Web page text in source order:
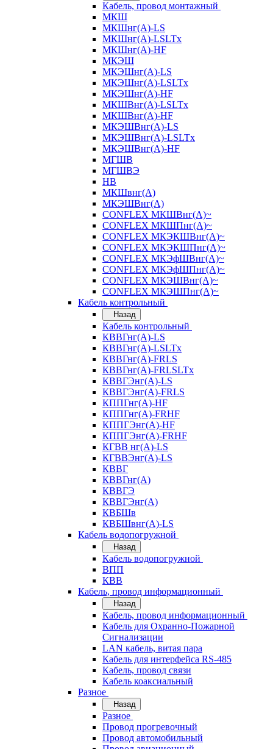
Кабель, провод монтажный
МКШ
МКШнг(А)-LS
МКШнг(А)-LSLTx
МКШнг(А)-HF
МКЭШ
МКЭШнг(А)-LS
МКЭШнг(А)-LSLTx
МКЭШнг(А)-HF
МКШВнг(A)-LSLTx
МКШВнг(А)-HF
МКЭШВнг(А)-LS
МКЭШВнг(A)-LSLTx
МКЭШВнг(А)-HF
МГШВ
МГШВЭ
НВ
МКШвнг(А)
МКЭШВнг(А)
CONFLEX МКШВнг(А)~
CONFLEX МКШПнг(А)~
CONFLEX МКЭКШВнг(А)~
CONFLEX МКЭКШПнг(А)~
CONFLEX МКЭфШВнг(А)~
CONFLEX МКЭфШПнг(А)~
CONFLEX МКЭШВнг(А)~
CONFLEX МКЭШПнг(А)~
Кабель контрольный
Назад
Кабель контрольный
КВВГнг(А)-LS
КВВГнг(А)-LSLTx
КВВГнг(А)-FRLS
КВВГнг(А)-FRLSLTx
КВВГЭнг(А)-LS
КВВГЭнг(А)-FRLS
КППГнг(А)-HF
КППГнг(А)-FRHF
КППГЭнг(А)-HF
КППГЭнг(А)-FRHF
КГВВ нг(А)-LS
КГВВЭнг(А)-LS
КВВГ
КВВГнг(А)
КВВГЭ
КВВГЭнг(А)
КВБШв
КВБШвнг(А)-LS
Кабель водопогружной
Назад
Кабель водопогружной
ВПП
КВВ
Кабель, провод информационный
Назад
Кабель, провод информационный
Кабель для Охранно-Пожарной
Сигнализации
LAN кабель, витая пара
Кабель для интерфейса RS-485
Кабель, провод связи
Кабель коаксиальный
Разное
Назад
Разное
Провод прогревочный
Провод автомобильный